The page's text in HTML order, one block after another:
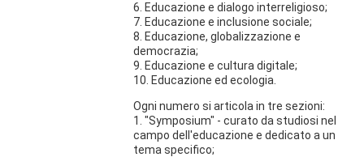
6. Educazione e dialogo interreligioso;
7. Educazione e inclusione sociale;
8. Educazione, globalizzazione e
democrazia;
9. Educazione e cultura digitale;
10. Educazione ed ecologia.
Ogni numero si articola in tre sezioni:
1. "Symposium" - curato da studiosi nel
campo dell'educazione e dedicato a un
tema specifico;